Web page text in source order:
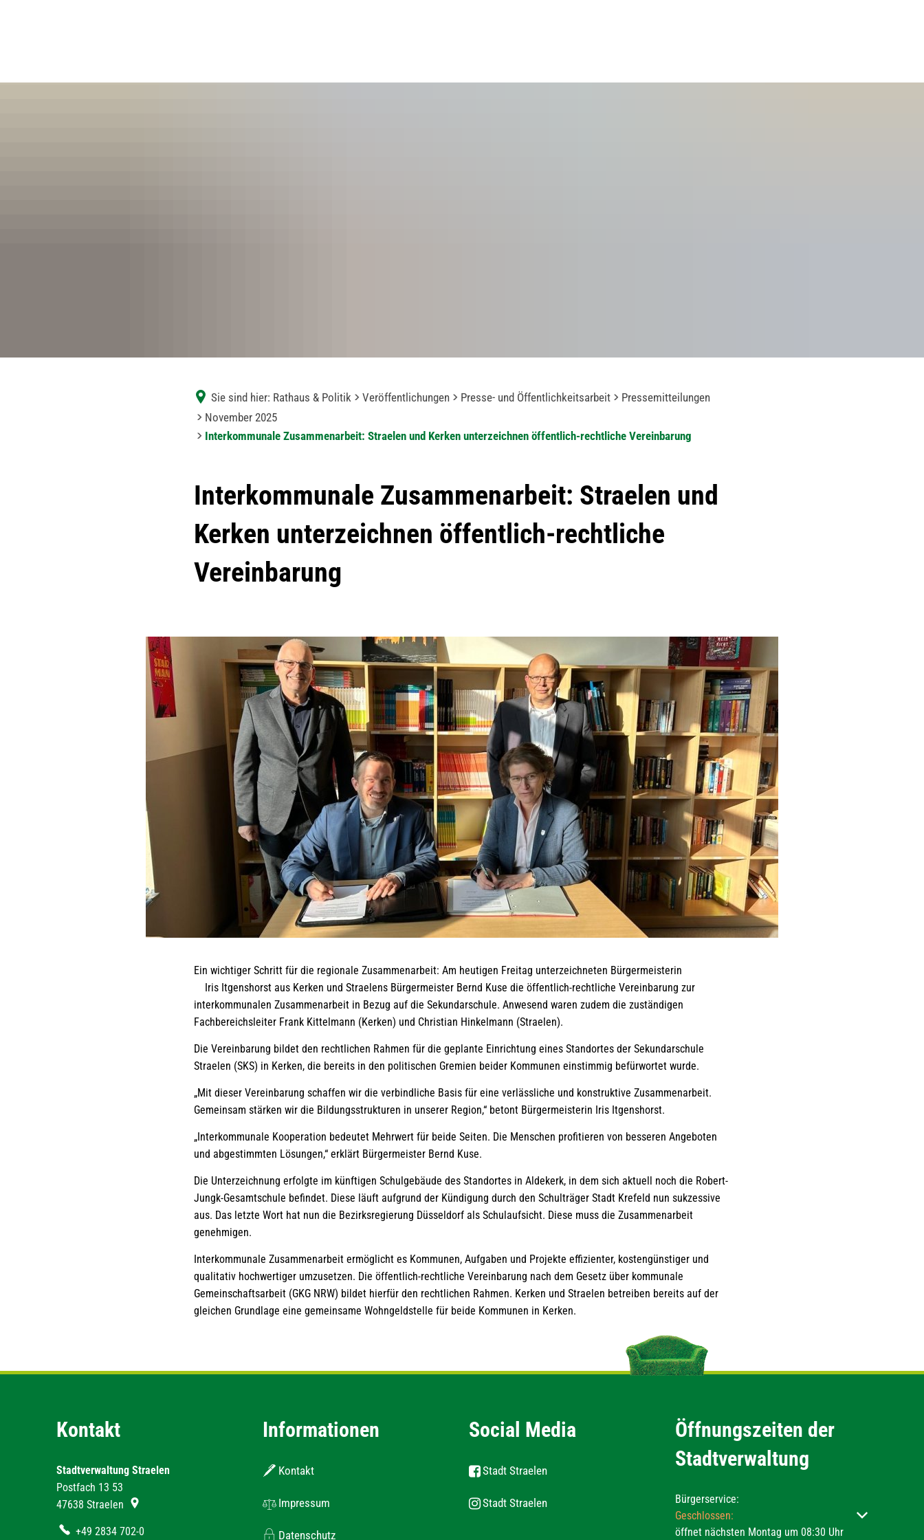
Sie sind hier: Rathaus & Politik Veröffentlichungen Presse- und Öffentlichkeitsarbeit
Pressemitteilungen
November 2025
Interkommunale Zusammenarbeit: Straelen und Kerken unterzeichnen öffentlich-rechtliche Vereinbarung
Interkommunale Zusammenarbeit: Straelen und
Kerken unterzeichnen öffentlich-rechtliche
Vereinbarung
Ein wichtiger Schritt für die regionale Zusammenarbeit: Am heutigen Freitag unterzeichneten Bürgermeisterin
Iris Itgenshorst aus Kerken und Straelens Bürgermeister Bernd Kuse die öffentlich-rechtliche Vereinbarung zur
interkommunalen Zusammenarbeit in Bezug auf die Sekundarschule. Anwesend waren zudem die zuständigen
Fachbereichsleiter Frank Kittelmann (Kerken) und Christian Hinkelmann (Straelen).
Die Vereinbarung bildet den rechtlichen Rahmen für die geplante Einrichtung eines Standortes der Sekundarschule
Straelen (SKS) in Kerken, die bereits in den politischen Gremien beider Kommunen einstimmig befürwortet wurde.
„Mit dieser Vereinbarung schaffen wir die verbindliche Basis für eine verlässliche und konstruktive Zusammenarbeit.
Gemeinsam stärken wir die Bildungsstrukturen in unserer Region,“ betont Bürgermeisterin Iris Itgenshorst.
„Interkommunale Kooperation bedeutet Mehrwert für beide Seiten. Die Menschen profitieren von besseren Angeboten
und abgestimmten Lösungen,“ erklärt Bürgermeister Bernd Kuse.
Die Unterzeichnung erfolgte im künftigen Schulgebäude des Standortes in Aldekerk, in dem sich aktuell noch die Robert-
Jungk-Gesamtschule befindet. Diese läuft aufgrund der Kündigung durch den Schulträger Stadt Krefeld nun sukzessive
aus. Das letzte Wort hat nun die Bezirksregierung Düsseldorf als Schulaufsicht. Diese muss die Zusammenarbeit
genehmigen.
Interkommunale Zusammenarbeit ermöglicht es Kommunen, Aufgaben und Projekte effizienter, kostengünstiger und
qualitativ hochwertiger umzusetzen. Die öffentlich-rechtliche Vereinbarung nach dem Gesetz über kommunale
Gemeinschaftsarbeit (GKG NRW) bildet hierfür den rechtlichen Rahmen. Kerken und Straelen betreiben bereits auf der
gleichen Grundlage eine gemeinsame Wohngeldstelle für beide Kommunen in Kerken.
Kontakt
Stadtverwaltung Straelen
Postfach 13 53
47638 Straelen
+49 2834 702-0
Informationen
Kontakt
Impressum
Datenschutz
Social Media
Stadt Straelen
Stadt Straelen
Öffnungszeiten der
Stadtverwaltung
Bürgerservice:
Klicken, um weitere Öffnungs- oder Schließzeiten
Geschlossen:
öffnet nächsten Montag um 08:30 Uhr